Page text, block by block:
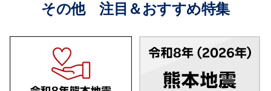
その他 注目＆おすすめ特集